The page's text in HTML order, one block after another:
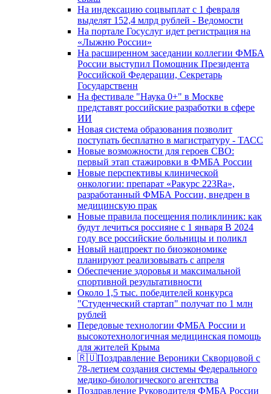
На индексацию соцвыплат с 1 февраля
выделят 152,4 млрд рублей - Ведомости
На портале Госуслуг идет регистрация на
«Лыжню России»
На расширенном заседании коллегии ФМБА
России выступил Помощник Президента
Российской Федерации, Секретарь
Государственн
На фестивале "Наука 0+" в Москве
представят российские разработки в сфере
ИИ
Новая система образования позволит
поступать бесплатно в магистратуру - ТАСС
Новые возможности для героев СВО:
первый этап стажировки в ФМБА России
Новые перспективы клинической
онкологии: препарат «Ракурс 223Ra»,
разработанный ФМБА России, внедрен в
медицинскую прак
Новые правила посещения поликлиник: как
будут лечиться россияне с 1 января В 2024
году все российские больницы и поликл
Новый нацпроект по биоэкономике
планируют реализовывать с апреля
Обеспечение здоровья и максимальной
спортивной результативности
Около 1,5 тыс. победителей конкурса
"Студенческий стартап" получат по 1 млн
рублей
Передовые технологии ФМБА России и
высокотехнологичная медицинская помощь
для жителей Крыма
🇷🇺Поздравление Вероники Скворцовой с
78-летием создания системы Федерального
медико-биологического агентства
Поздравление Руководителя ФМБА России